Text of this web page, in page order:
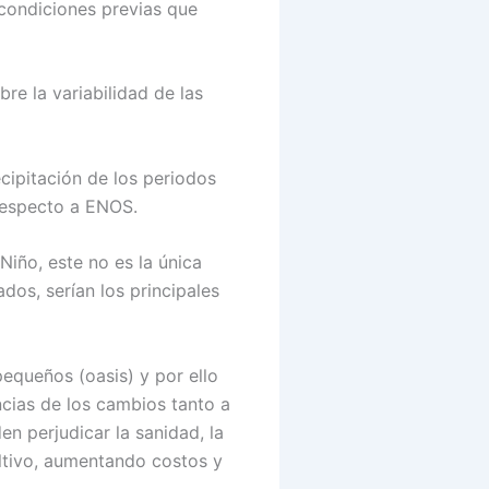
previas que
la variabilidad de las
de los periodos
a ENOS.
este no es la única
serían los principales
(oasis) y por ello
de los cambios tanto a
perjudicar la sanidad, la
aumentando costos y